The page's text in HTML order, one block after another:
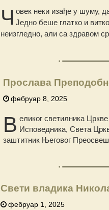
Ч овек неки изађе у шуму,
Једно беше глатко и
неизгледно, али са здравом
Прослава
фебруар 8, 2025
В еликог светилника
Исповедника, Света
заштитник Његовог
Свети владика
фебруар 1, 2025